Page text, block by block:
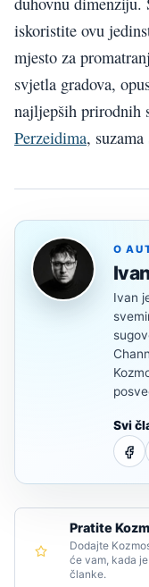
iskoristite ovu
mjesto za
svjetla gradova,
najljepših prirodnih
Perzeidima,
O
Ivan
Svi
Pratite
Dodajte
će vam, kada
članke.